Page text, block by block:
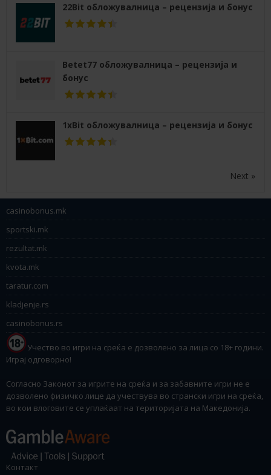
22Bit обложувалница – рецензија и бонус
Betet77 обложувалница – рецензија и
бонус
1xBit обложувалница – рецензија и бонус
Next »
casinobonus.mk
sportski.mk
rezultat.mk
kvota.mk
taratur.com
kladjenje.rs
casinobonus.rs
Учество во игри на среќа е дозволено за лица со 18+ години.
Играј одговорно!
Согласно Законот за игрите на среќа и за забавните игри не е
дозволено физичко лице да учествува во странски игри на среќа,
во кои влоговите се уплаќаат на територијата на Македонија.
Контакт